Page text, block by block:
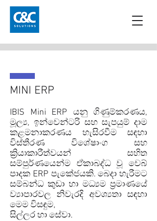
MINI ERP
IBIS Mini ERP යනු ගිණුම්කරණය,
මූල්‍ය, ඉන්වෙන්ටරි සහ සැපයුම් දාම
කළමනාකරණය හැසිරවීම සඳහා
විස්තීරණ විශේෂාංග සහ
ක්‍රියාකාරීත්වයන් සහිත
සම්පුර්ණයෙන්ම ඒකාබද්ධ වූ වෙබ්
පාදක ERP පැකේජයකි. බෙදා හැරීමට
සම්බන්ධ කුඩා හා මධ්‍යම ප්‍රමාණයේ
ව්‍යාපාරවල නිවැරදි අවශ්‍යතා සඳහා
මෙම විසඳුම,
සිල්ලර හා සේවා.